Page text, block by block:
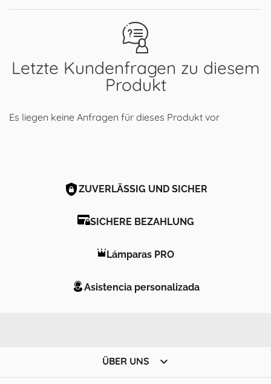
Letzte Kundenfragen zu diesem
Produkt
Es liegen keine Anfragen für dieses Produkt vor
ZUVERLÄSSIG UND SICHER
SICHERE BEZAHLUNG
Lámparas PRO
Asistencia personalizada
ÜBER UNS 